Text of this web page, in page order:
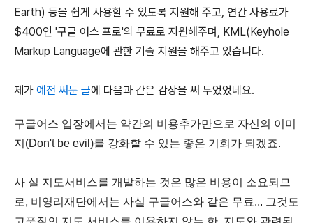
Earth) 등을 쉽게 사용할 수 있도록 지원해 주고, 연간 사용료가
$400인 '구글 어스 프로'의 무료로 지원해주며, KML(Keyhole
Markup Language에 관한 기술 지원을 해주고 있습니다.
제가 예전 써둔 글에 다음과 같은 감상을 써 두었었네요.
구글어스 입장에서는 약간의 비용추가만으로 자신의 이미
지(Don't be evil)를 강화할 수 있는 좋은 기회가 되겠죠.
사 실 지도서비스를 개발하는 것은 많은 비용이 소요되므
로, 비영리재단에서는 사실 구글어스와 같은 무료... 그것도